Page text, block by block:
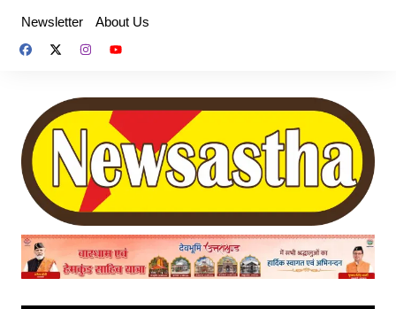
content
Newsletter About Us